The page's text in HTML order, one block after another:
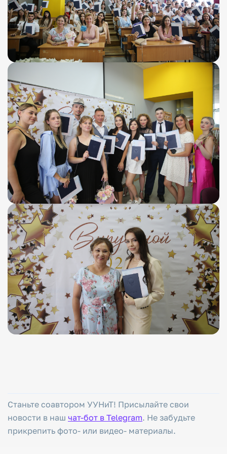
Станьте соавтором УУНиТ! Присылайте свои
новости в наш чат-бот в Telegram. Не забудьте
прикрепить фото- или видео- материалы.